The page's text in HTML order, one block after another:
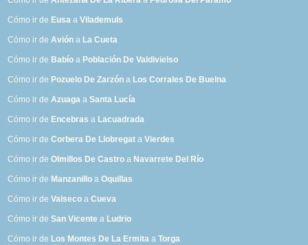
Cómo ir de Eusa aVilademuls
Cómo ir deAvión a La Cueta
Cómo ir de Babío a Población De Valdivielso
Cómo ir de Pozuelo De Zarzón a Los Corrales De Buelna
Cómo ir deAzuaga aSanta Lucía
Cómo ir de Encebras a Lacuadrada
Cómo ir deCorbera De Llobregat aVierdes
Cómo ir deOlmillos De Castro a Navarrete Del Río
Cómo ir de Manzanillo aOquillas
Cómo ir deValseco aCueva
Cómo ir deSan Vicente a Ludrio
Cómo ir de Los Montes De La Ermita aTorga